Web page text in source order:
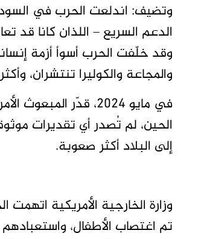
الدعم السريع – اللذان كانا
وقد خلّفت الحرب أسوأ أزمة
والمجاعة والكوليرا تنتشران، وأكثر من 12 مليون شخص نزحوا عن منازلهم، بحسب
إلى البلاد أكثر صعوبة.
وزارة الخارجية الأمريكية
تم اغتصاب الأطفال،